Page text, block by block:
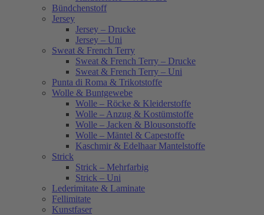
Bündchenstoff
Jersey
Jersey – Drucke
Jersey – Uni
Sweat & French Terry
Sweat & French Terry – Drucke
Sweat & French Terry – Uni
Punta di Roma & Trikotstoffe
Wolle & Buntgewebe
Wolle – Röcke & Kleiderstoffe
Wolle – Anzug & Kostümstoffe
Wolle – Jacken & Blousonstoffe
Wolle – Mäntel & Capestoffe
Kaschmir & Edelhaar Mantelstoffe
Strick
Strick – Mehrfarbig
Strick – Uni
Lederimitate & Laminate
Fellimitate
Kunstfaser